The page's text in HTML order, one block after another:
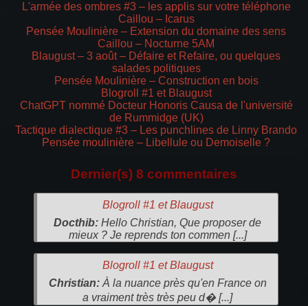
L'armée des ombres #3 – les applis sur votre téléphone
Caillou – Icarus
Pensée Moulinière – Extension du domaine des sens
Caillou – Nocturne 5AM
Blaugust – 3 août – Défaire et Refaire, ou quelques
salades politiques
Pensée Moulinière – Construction en bois
Blogroll #1 et Blaugust
ChatGPT nommé Docteur Honoris Causa de l'université
de Rummidge (UK)
Tactique dialectique #3 – Les punchlines de Linny Brando
Pensée moulinière – Libellule ou Demoiselle ?
Dernier(s) 8 commentaires
Blogroll #1 et Blaugust
Docthib: Hello Christian, Que proposer de
mieux ? Je reprends ton commen [...]
Blogroll #1 et Blaugust
Christian:À la nuance près qu'en France on
a vraiment très très peu d� [...]